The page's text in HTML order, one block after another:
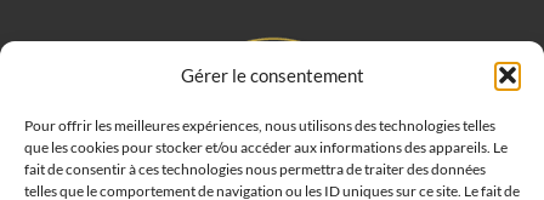
Gérer le consentement
Pour offrir les meilleures expériences, nous utilisons des technologies telles
que les cookies pour stocker et/ou accéder aux informations des appareils. Le
fait de consentir à ces technologies nous permettra de traiter des données
telles que le comportement de navigation ou les ID uniques sur ce site. Le fait de